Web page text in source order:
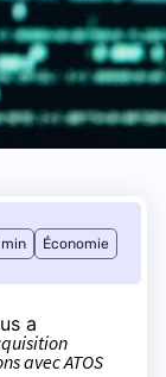
min Économie
a
avec ATOS